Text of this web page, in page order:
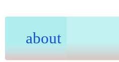
使う、かわ
霊術師）。
about